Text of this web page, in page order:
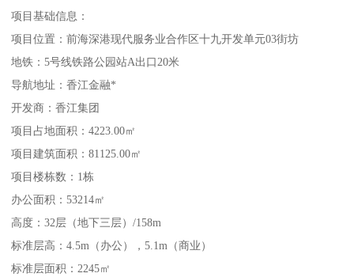
项目基础信息：
项目位置：前海深港现代服务业合作区十九开发单元03街坊
地铁：5号线铁路公园站A出口20米
导航地址：香江金融*
开发商：香江集团
项目占地面积：4223.00㎡
项目建筑面积：81125.00㎡
项目楼栋数：1栋
办公面积：53214㎡
高度：32层（地下三层）/158m
标准层高：4.5m（办公），5.1m（商业）
标准层面积：2245㎡